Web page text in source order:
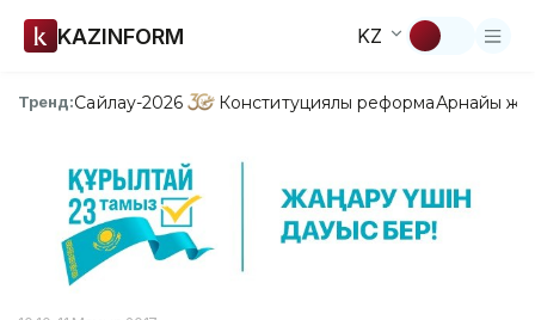
KAZINFORM KZ
Тренд:Сайлау-2026 Конституциялық реформаАрнайы